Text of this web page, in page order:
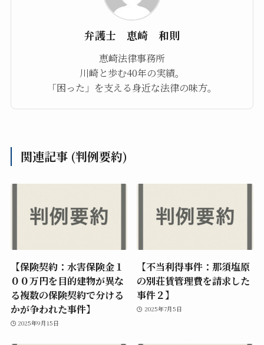
弁護士 恵崎 和則
恵崎法律事務所
川崎と歩む40年の実績。
「困った」を支える身近な法律の味方。
関連記事 (判例要約)
【保険契約：水害保険金１
００万円を目的建物が異な
る複数の保険契約で分ける
かが争われた事件】
2025年9月15日
【不当利得事件：那須塩原
の別荘賃管理費を請求した
事件２】
2025年7月5日